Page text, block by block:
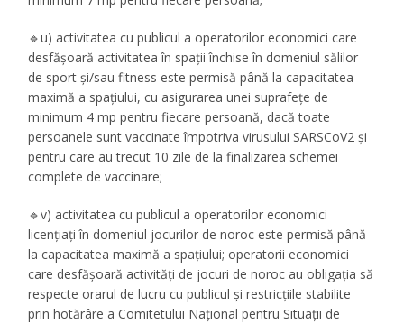
🔹u) activitatea cu publicul a operatorilor economici care
desfășoară activitatea în spații închise în domeniul sălilor
de sport și/sau fitness este permisă până la capacitatea
maximă a spațiului, cu asigurarea unei suprafețe de
minimum 4 mp pentru fiecare persoană, dacă toate
persoanele sunt vaccinate împotriva virusului SARSCoV2 și
pentru care au trecut 10 zile de la finalizarea schemei
complete de vaccinare;
🔹v) activitatea cu publicul a operatorilor economici
licențiați în domeniul jocurilor de noroc este permisă până
la capacitatea maximă a spațiului; operatorii economici
care desfășoară activități de jocuri de noroc au obligația să
respecte orarul de lucru cu publicul și restricțiile stabilite
prin hotărâre a Comitetului Național pentru Situații de